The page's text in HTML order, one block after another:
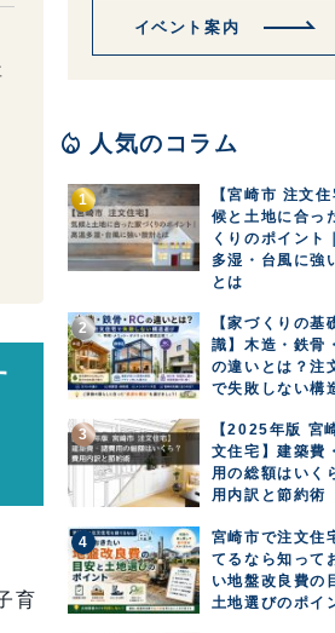
育
イベント案内
local_fire_department 人気のコラム
【宮崎市 注文
候と土地に合っ
くりのポイント
多湿・台風に強
とは
【家づくりの基
識】木造・鉄骨
の違いとは？注
で失敗しない構
【2025年版 宮
文住宅】建築費
用の総額はいく
用内訳と節約術
宮崎市で注文住
てるなら知って
い地盤改良費の
土地選びのポイ